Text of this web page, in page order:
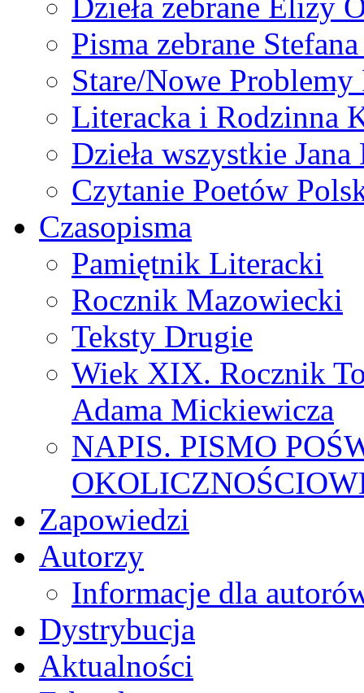
Dzieła zebrane Elizy
Pisma zebrane
Stare/Nowe
Literacka i Rodzinna
Dzieła wszystkie
Czytanie Poetów
Czasopisma
Pamiętnik Literacki
Rocznik Mazowiecki
Teksty Drugie
Wiek XIX. Rocznik
Adama Mickiewicza
NAPIS. PISMO
Zapowiedzi
Autorzy
Informacje dla
Dystrybucja
Aktualności